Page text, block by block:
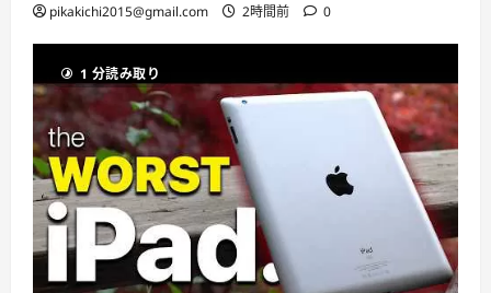
pikakichi2015@gmail.com 2時間前 0
1 分読み取り